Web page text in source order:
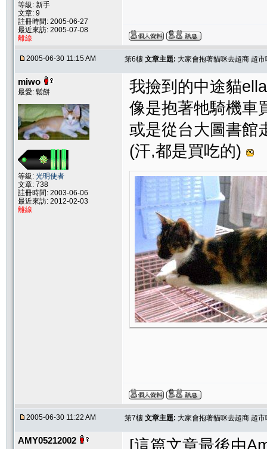
等級: 新手
文章: 9
註冊時間: 2005-06-27
最近來訪: 2005-07-08
離線
2005-06-30 11:15 AM 第6樓 文章主題: 大家會抱著貓咪去超商 超
miwo
最愛: 鬆餅
等級: 光明使者
文章: 738
註冊時間: 2003-06-06
最近來訪: 2012-02-03
離線
我撿到的中途貓
像是抱著牠騎機車
或是從台大圖書館
(汗,都是買吃的)
2005-06-30 11:22 AM 第7樓 文章主題: 大家會抱著貓咪去超商 超
AMY05212002 [這篇文章最後由